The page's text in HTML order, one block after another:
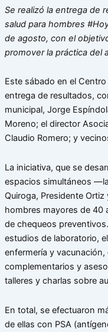
Se realizó la entrega de
salud para hombres
de agosto, con el
promover la práctica del
Este sábado en el
entrega de resultados,
municipal, Jorge
Moreno; el director
Claudio Romero; y
La iniciativa, que se
espacios simultáneos
Quiroga, Presidente
hombres mayores de 40
de chequeos
estudios de laboratorio,
enfermería y
complementarios y
talleres y charlas sobre
En total, se efectuaron
de ellas con PSA